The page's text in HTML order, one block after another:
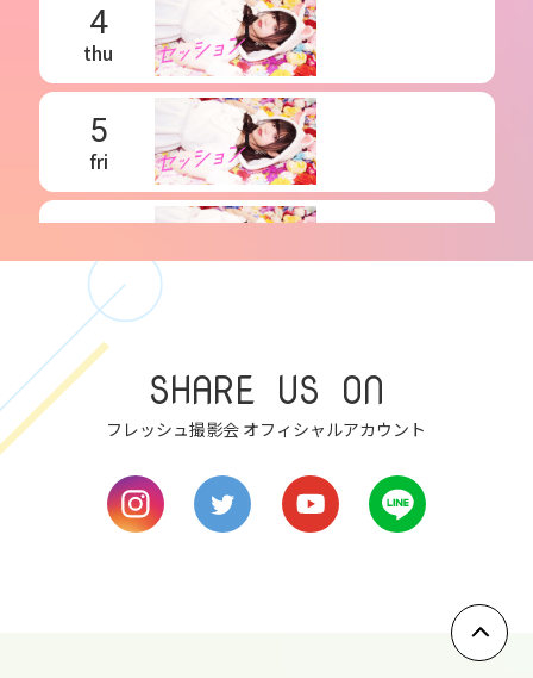
4
thu
5
fri
sat
7
sun
mon
tue
SHARE US ON
フレッシュ撮影会 オフィシャルアカウント